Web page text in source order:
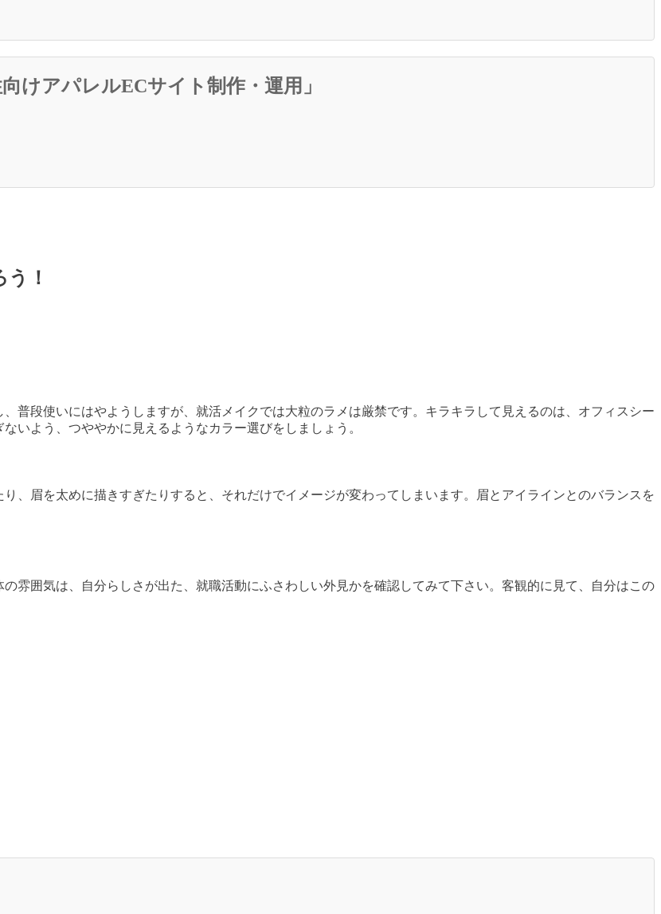
けアパレルECサイト制作・運用」
！
普段使いにはやようしますが、就活メイクでは大粒のラメは厳禁です。キラキラして見えるのは、オフィスシー
いよう、つややかに見えるようなカラー選びをしましょう。
、眉を太めに描きすぎたりすると、それだけでイメージが変わってしまいます。眉とアイラインとのバランスを
雰囲気は、自分らしさが出た、就職活動にふさわしい外見かを確認してみて下さい。客観的に見て、自分はこの